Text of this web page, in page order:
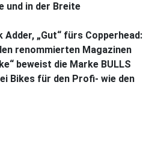
und in der Breite
Adder, „Gut“ fürs Copperhead:
renommierten Magazinen
beweist die Marke BULLS
Bikes für den Profi- wie den